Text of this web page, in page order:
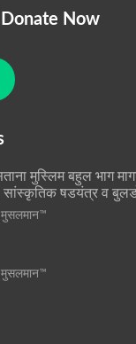
Now
मुस्लिम बहुल भाग
सांस्कृतिक षडयंत्र व
मुसलमान™️
मुसलमान™️